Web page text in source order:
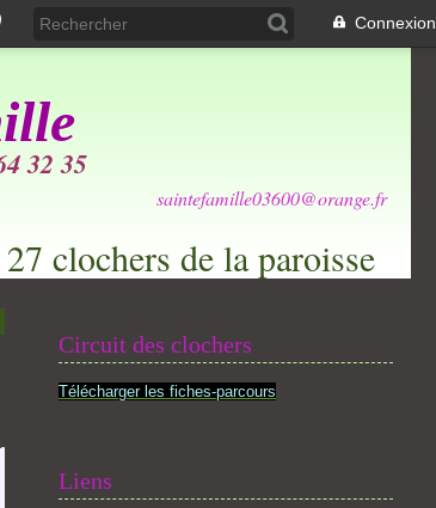
Connexion
32 35
saintefamille03600@orange.fr
clochers de la paroisse
Circuit des clochers
Télécharger les fiches-parcours
Liens